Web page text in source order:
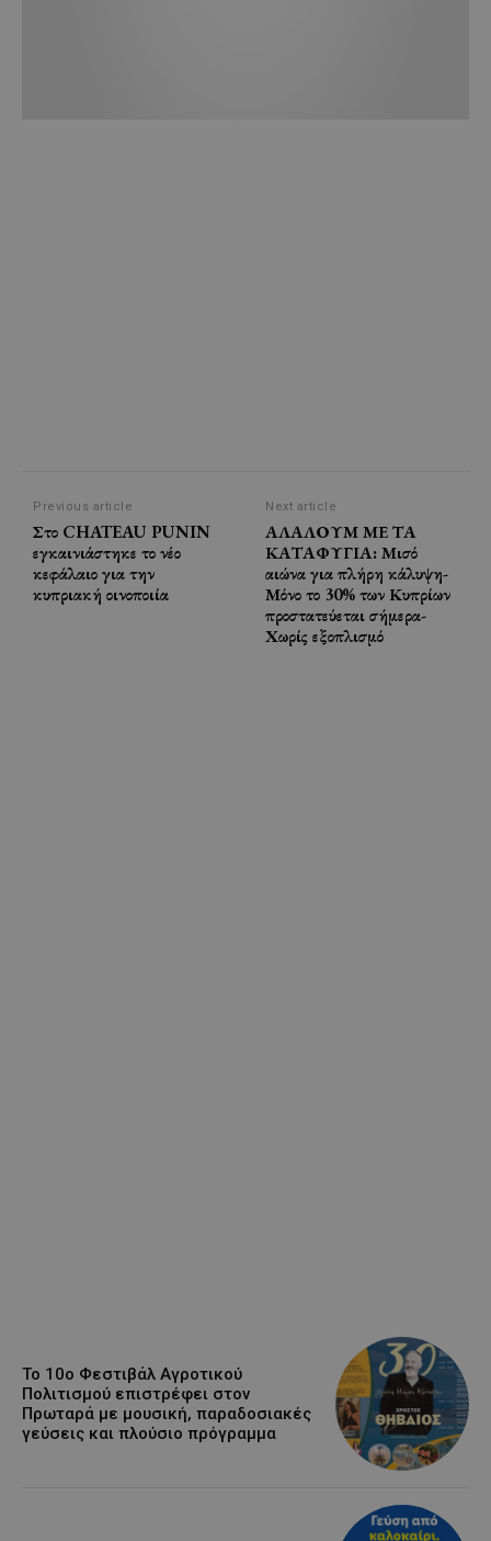
Previous article
Στο CHATEAU PUNIN
εγκαινιάστηκε το νέο
κεφάλαιο για την
κυπριακή οινοποιία
Next article
ΑΛΑΛΟΥΜ ΜΕ ΤΑ
ΚΑΤΑΦΥΓΙΑ: Μισό
αιώνα για πλήρη κάλυψη-
Μόνο το 30% των Κυπρίων
προστατεύεται σήμερα-
Χωρίς εξοπλισμό
Το 10ο Φεστιβάλ Αγροτικού
Πολιτισμού επιστρέφει στον
Πρωταρά με μουσική, παραδοσιακές
γεύσεις και πλούσιο πρόγραμμα